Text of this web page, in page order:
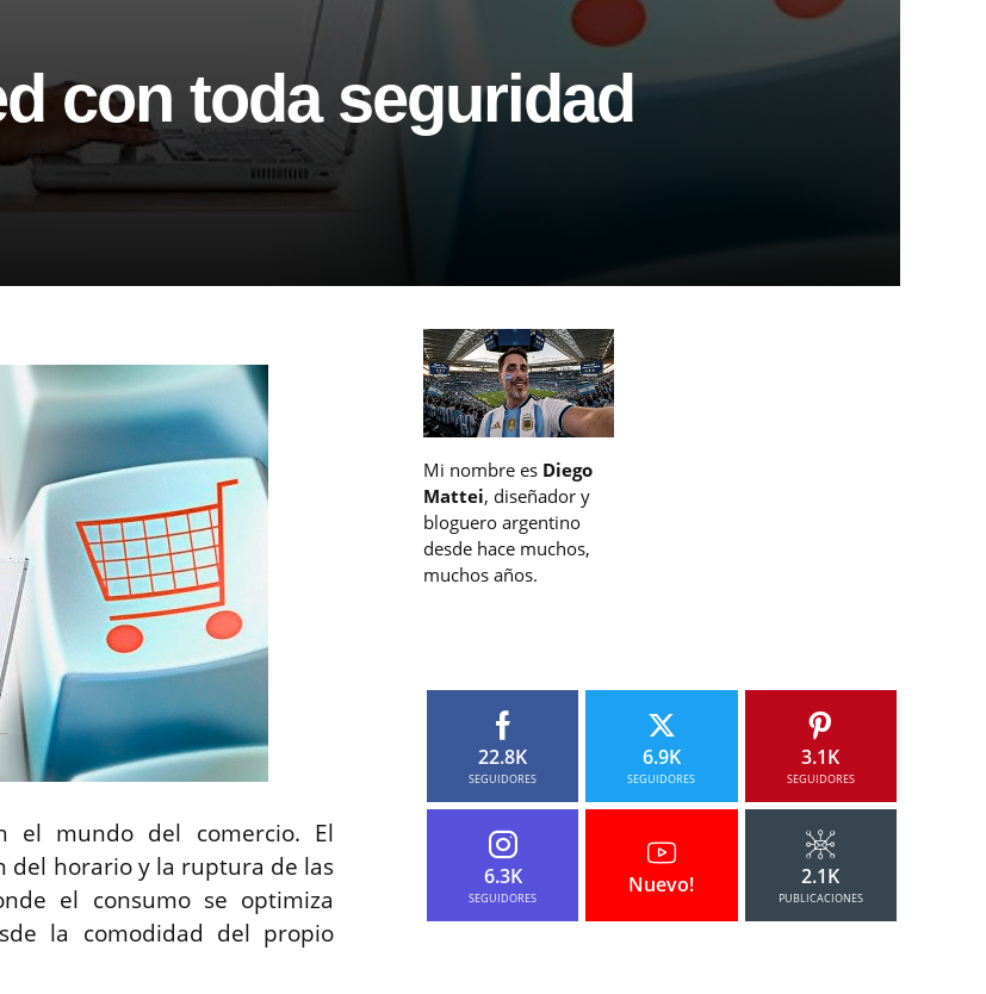
con toda seguridad
el mundo del comercio. El
del horario y la ruptura de las
el consumo se optimiza
la comodidad del propio
Mi nombre es Diego
Mattei, diseñador y
bloguero argentino
desde hace muchos,
muchos años.
22.8K
SEGUIDORES
6.9K
SEGUIDORES
3.1K
SEGUIDORES
6.3K
SEGUIDORES
Nuevo! 2.1K
PUBLICACIONES